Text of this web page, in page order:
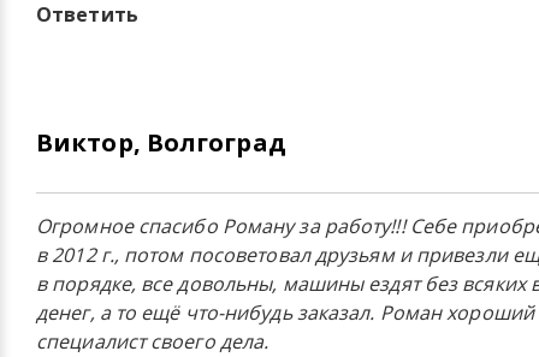
Ответить
Виктор, Волгоград
Огромное спасибо Роману за работу!!! Себе
в 2012 г., потом посоветовал друзьям и привезли
в порядке, все довольны, машины ездят без
денег, а то ещё что-нибудь заказал. Роман хороший
специалист своего дела.